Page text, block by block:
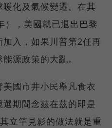
化及氣候變遷。在其
，美國就已退出巴黎
入，如果川普第2任再
源政策的大亂。
美國市井小民舉凡食衣
期間念茲在茲的即是
立竿見影的做法就是重